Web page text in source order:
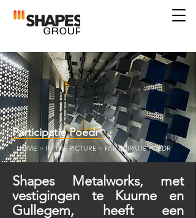
Participatie Poedr
-HOME > IN THE PICTURE > PARTICIPATIE POEDR
Shapes Metalworks, met
vestigingen te Kuurne en
Gullegem, heeft een